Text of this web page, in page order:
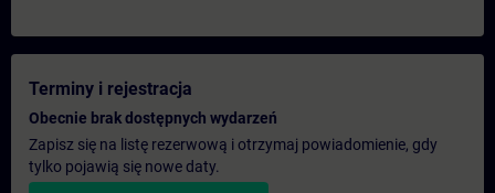
Terminy i rejestracja
Obecnie brak dostępnych wydarzeń
Zapisz się na listę rezerwową i otrzymaj powiadomienie, gdy
tylko pojawią się nowe daty.